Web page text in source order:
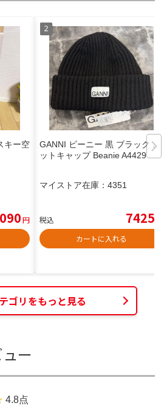
キー空
円
GANNI ビーニー 黒 ブラック ニ
ットキャップ Beanie A4429
マイストア在庫： 4351
税込 7425
カートに入れる
ゴリをもっと見る
ー
4.8点